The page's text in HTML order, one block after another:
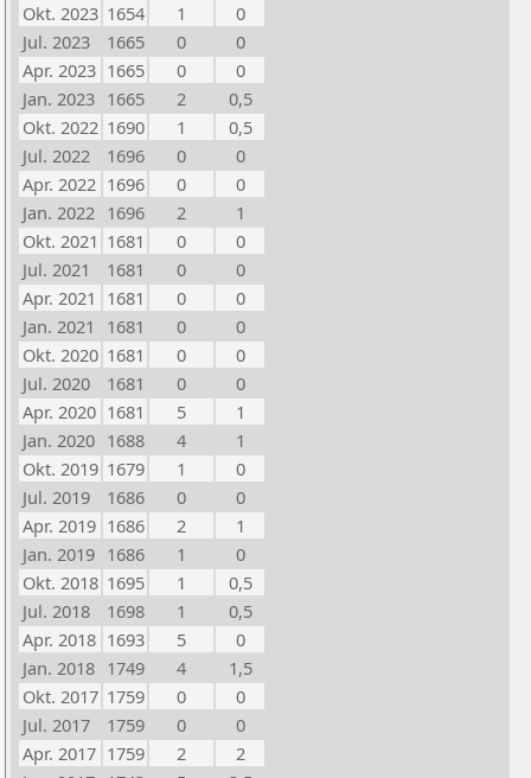
Okt. 2023 1654 1
0
Jul. 2023
1665 0
0
Apr. 2023 1665 0
0
Jan. 2023 1665 2
0,5
Okt. 2022 1690 1
0,5
Jul. 2022
1696 0
0
Apr. 2022 1696 0
0
Jan. 2022 1696 2
1
Okt. 2021 1681 0
0
Jul. 2021
1681 0
0
Apr. 2021 1681 0
0
Jan. 2021
1681 0
0
Okt. 2020 1681 0
0
Jul. 2020
1681 0
0
Apr. 2020 1681 5
1
Jan. 2020 1688 4
1
Okt. 2019 1679 1
0
Jul. 2019
1686 0
0
Apr. 2019 1686 2
1
Jan. 2019 1686 1
0
Okt. 2018 1695 1
0,5
Jul. 2018
1698 1
0,5
Apr. 2018 1693 5
0
Jan. 2018 1749 4
1,5
Okt. 2017 1759 0
0
Jul. 2017
1759 0
0
Apr. 2017 1759 2
2